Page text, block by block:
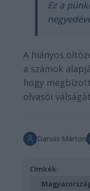
Ez a
A hiányos
a számok
hogy
olvasói
Darvas Márton
Címkék: